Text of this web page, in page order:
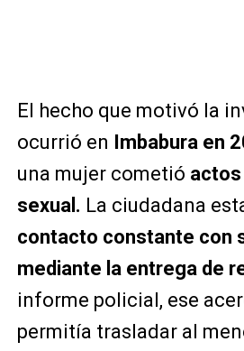
El hecho que motivó la
ocurrió en Imbabura en
una mujer cometió actos
sexual. La ciudadana
contacto constante con
mediante la entrega de
informe policial, ese
permitía trasladar al